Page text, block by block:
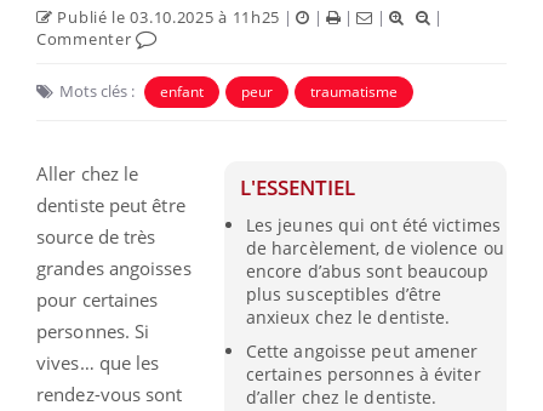
Publié le 03.10.2025 à 11h25 | | | |
|
Commenter
Mots clés : enfant peur traumatisme
L'ESSENTIEL
Les jeunes qui ont été victimes
de harcèlement, de violence ou
encore d’abus sont beaucoup
plus susceptibles d’être
anxieux chez le dentiste.
Cette angoisse peut amener
certaines personnes à éviter
d’aller chez le dentiste.
Aller chez le
dentiste peut être
source de très
grandes angoisses
pour certaines
personnes. Si
vives… que les
rendez-vous sont